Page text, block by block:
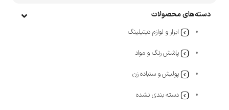
دسته‌های محصولات
ابزار و لوازم دیتیلینگ
پاشش رنگ و مواد
پولیش و سنباده زن
دسته بندی نشده